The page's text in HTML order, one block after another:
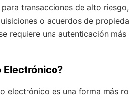
transacciones de alto riesgo,
o acuerdos de propieda
requiere una autenticación más
Electrónico?
electrónico es una forma más ro